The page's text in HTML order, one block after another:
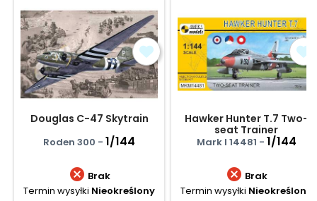
Douglas C-47 Skytrain
Roden 300 - 1/144
 Brak
Termin wysyłki Nieokreślony
Hawker Hunter T.7 Two-
seat Trainer
Mark I 14481 - 1/144
 Brak
Termin wysyłki Nieokreślony